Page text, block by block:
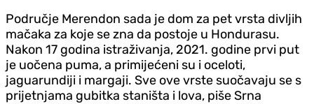
Područje Merendon sada je dom za pet vrsta divljih
mačaka za koje se zna da postoje u Hondurasu.
Nakon 17 godina istraživanja, 2021. godine prvi put
je uočena puma, a primijećeni su i oceloti,
jaguarundiji i margaji. Sve ove vrste suočavaju se s
prijetnjama gubitka staništa i lova, piše Srna